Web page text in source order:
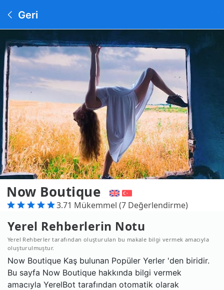
Geri
Now Boutique
3.71 Mükemmel (7 Değerlendirme)
Yerel Rehberlerin Notu
Yerel Rehberler tarafından oluşturulan bu makale bilgi vermek amacıyla
oluşturulmuştur.
Now Boutique Kaş bulunan Popüler Yerler 'den biridir.
Bu sayfa Now Boutique hakkında bilgi vermek
amacıyla YerelBot tarafından otomatik olarak